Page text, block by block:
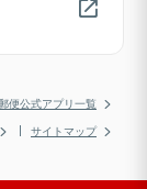
便公式アプリ一覧
サイトマップ